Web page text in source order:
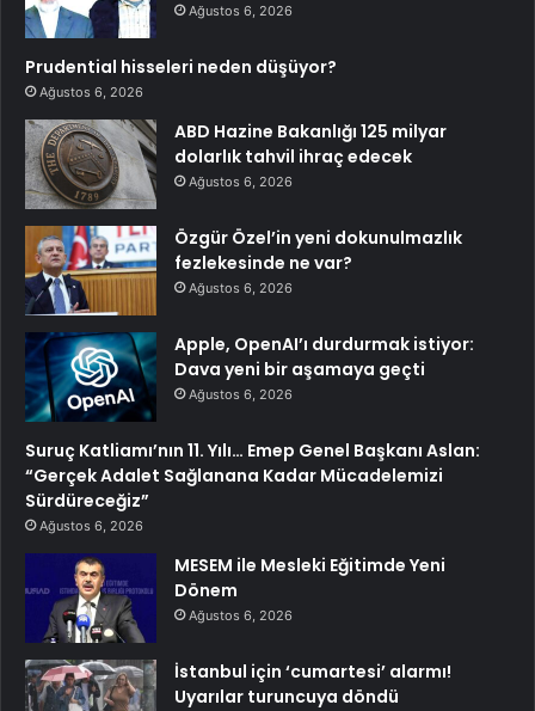
Ağustos 6, 2026
Prudential hisseleri neden düşüyor?
Ağustos 6, 2026
ABD Hazine Bakanlığı 125 milyar
dolarlık tahvil ihraç edecek
Ağustos 6, 2026
Özgür Özel’in yeni dokunulmazlık
fezlekesinde ne var?
Ağustos 6, 2026
Apple, OpenAI’ı durdurmak istiyor:
Dava yeni bir aşamaya geçti
Ağustos 6, 2026
Suruç Katliamı’nın 11. Yılı… Emep Genel Başkanı Aslan:
“Gerçek Adalet Sağlanana Kadar Mücadelemizi
Sürdüreceğiz”
Ağustos 6, 2026
MESEM ile Mesleki Eğitimde Yeni
Dönem
Ağustos 6, 2026
İstanbul için ‘cumartesi’ alarmı!
Uyarılar turuncuya döndü